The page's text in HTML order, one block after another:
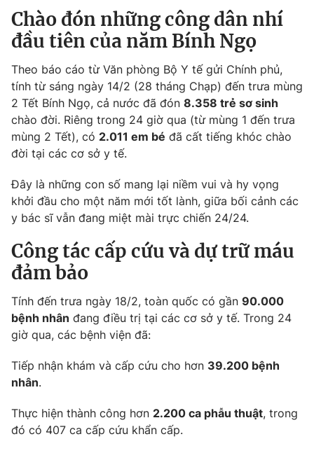
Hitech Công nghệ tương lai
Sản phẩm
Thị trường
Tư vấn
Giao lưu trực tuyến
Lịch phát sóng
Chuyên mục khác
Emagazine
Photo Infographic
Video Shorts video
VTV Money
VTV Sức khoẻ Bất động sản
VTV4
VTV9 VTV8
Chào đón những công dân nhí
đầu tiên của năm Bính Ngọ
Theo báo cáo từ Văn phòng Bộ Y tế gửi Chính phủ,
tính từ sáng ngày 14/2 (28 tháng Chạp) đến trưa mùng
2 Tết Bính Ngọ, cả nước đã đón 8.358 trẻ sơ sinh
chào đời. Riêng trong 24 giờ qua (từ mùng 1 đến trưa
mùng 2 Tết), có 2.011 em bé đã cất tiếng khóc chào
đời tại các cơ sở y tế.
Đây là những con số mang lại niềm vui và hy vọng
khởi đầu cho một năm mới tốt lành, giữa bối cảnh các
y bác sĩ vẫn đang miệt mài trực chiến 24/24.
Công tác cấp cứu và dự trữ máu
đảm bảo
Tính đến trưa ngày 18/2, toàn quốc có gần 90.000
bệnh nhân đang điều trị tại các cơ sở y tế. Trong 24
giờ qua, các bệnh viện đã:
Tiếp nhận khám và cấp cứu cho hơn 39.200 bệnh
nhân.
Thực hiện thành công hơn 2.200 ca phẫu thuật, trong
đó có 407 ca cấp cứu khẩn cấp.